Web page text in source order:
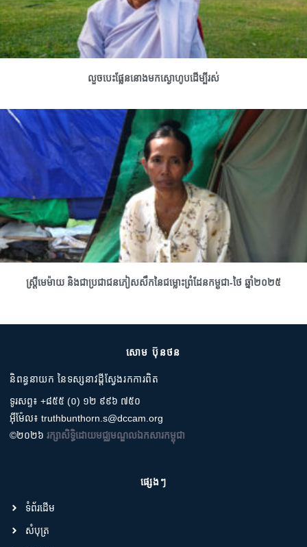
លួចបេះផ្លែននោងមកស្ងោហូបដើម្បីរស់
ស្រ្តីមេម៉ាយ និងជាប្រជាជនភៀសសឹកនៃជម្លោះព្រំដែនកម្ពុជា-ថៃ ឆ្នាំ២០២៥
សោម ប៊ុនថន
និពន្ធនាយក នៃទស្សនាវដ្តីស្វែងរកការពិត
ទូរសព្ទ៖ +៨៥៥ (០) ១២ ៩៩៦ ៧៥០
អ៊ីម៉ែល៖ truthbunthorn.s@dccam.org
©២០២៦ រក្សាសិទ្ធិដោយមជ្ឈមណ្ឌលឯកសារកម្ពុជា
ផ្សេងៗ
ទំព័រដើម
សំបុត្រ